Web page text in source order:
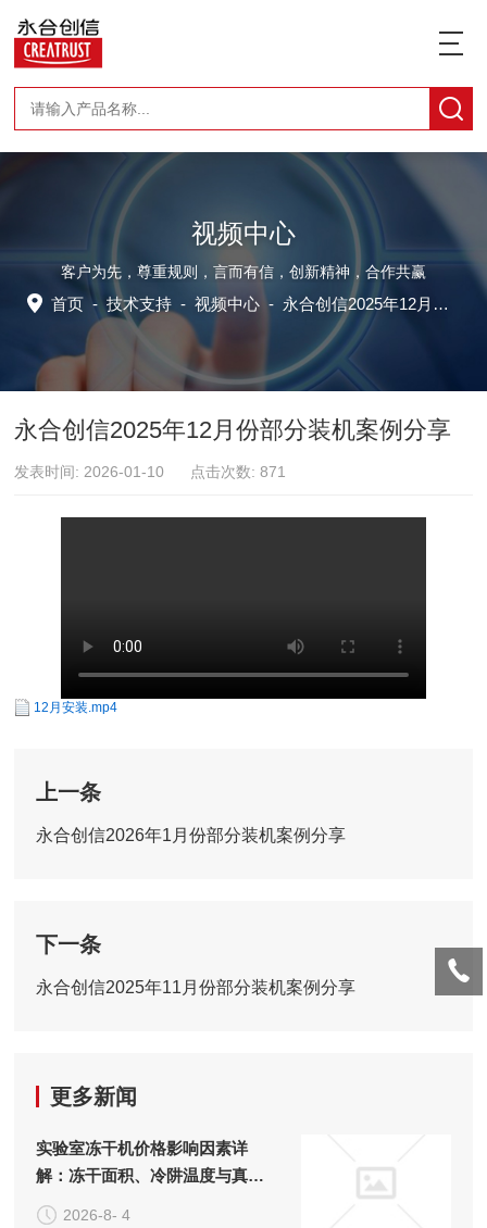
视频中心
客户为先，尊重规则，言而有信，创新精神，合作共赢
首页 -技术支持 -视频中心 - 永合创信2025年12月份部分装机案例分享
永合创信2025年12月份部分装机案例分享
发表时间: 2026-01-10 点击次数: 871
12月安装.mp4
上一条
永合创信2026年1月份部分装机案例分享
下一条
永合创信2025年11月份部分装机案例分享
更多新闻
实验室冻干机价格影响因素详
解：冻干面积、冷阱温度与真空
系统的成本构成
2026-8- 4